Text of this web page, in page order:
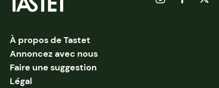
À propos de Tastet
Annoncez avec nous
Faire une suggestion
Légal